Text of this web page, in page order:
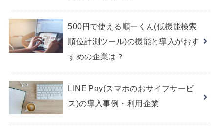
500円で使える順一くん(低機能検索
順位計測ツール)の機能と導入がおす
すめの企業は？
LINE Pay(スマホのおサイフサービ
ス)の導入事例・利用企業